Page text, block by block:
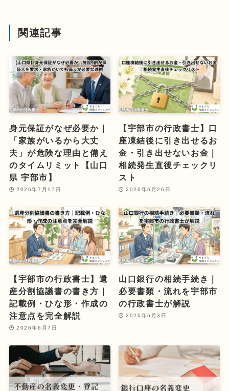
関連記事
身元保証がなぜ必要か｜
「家族がいるから大丈
夫」が危険な理由と備え
のタイムリミット【山口
県 宇部市】
2026年7月17日
【宇部市の行政書士】口
座凍結後に引き出せるお
金・引き出せないお金｜
相続発生直後チェックリ
スト
2026年6月26日
【宇部市の行政書士】遺
産分割協議書の書き方｜
記載例・ひな形・作成の
注意点を完全解説
2026年6月7日
山口銀行の相続手続き｜
必要書類・流れを宇部市
の行政書士が解説
2026年6月3日